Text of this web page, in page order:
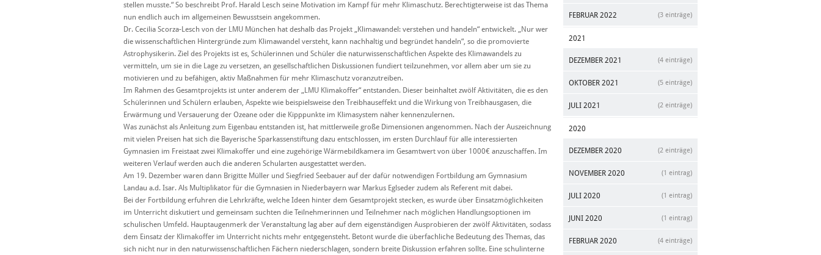
stellen musste.“ So beschreibt Prof. Harald Lesch seine Motivation im Kampf für mehr Klimaschutz. Berechtigterweise ist das Thema
nun endlich auch im allgemeinen Bewusstsein angekommen.
Dr. Cecilia Scorza-Lesch von der LMU München hat deshalb das Projekt „Klimawandel: verstehen und handeln“ entwickelt. „Nur wer
die wissenschaftlichen Hintergründe zum Klimawandel versteht, kann nachhaltig und begründet handeln“, so die promovierte
Astrophysikerin. Ziel des Projekts ist es, Schülerinnen und Schüler die naturwissenschaftlichen Aspekte des Klimawandels zu
vermitteln, um sie in die Lage zu versetzen, an gesellschaftlichen Diskussionen fundiert teilzunehmen, vor allem aber um sie zu
motivieren und zu befähigen, aktiv Maßnahmen für mehr Klimaschutz voranzutreiben.
Im Rahmen des Gesamtprojekts ist unter anderem der „LMU Klimakoffer“ entstanden. Dieser beinhaltet zwölf Aktivitäten, die es den
Schülerinnen und Schülern erlauben, Aspekte wie beispielsweise den Treibhauseffekt und die Wirkung von Treibhausgasen, die
Erwärmung und Versauerung der Ozeane oder die Kipppunkte im Klimasystem näher kennenzulernen.
Was zunächst als Anleitung zum Eigenbau entstanden ist, hat mittlerweile große Dimensionen angenommen. Nach der Auszeichnung
mit vielen Preisen hat sich die Bayerische Sparkassenstiftung dazu entschlossen, im ersten Durchlauf für alle interessierten
Gymnasien im Freistaat zwei Klimakoffer und eine zugehörige Wärmebildkamera im Gesamtwert von über 1000€ anzuschaffen. Im
weiteren Verlauf werden auch die anderen Schularten ausgestattet werden.
Am 19. Dezember waren dann Brigitte Müller und Siegfried Seebauer auf der dafür notwendigen Fortbildung am Gymnasium
Landau a.d. Isar. Als Multiplikator für die Gymnasien in Niederbayern war Markus Eglseder zudem als Referent mit dabei.
Bei der Fortbildung erfuhren die Lehrkräfte, welche Ideen hinter dem Gesamtprojekt stecken, es wurde über Einsatzmöglichkeiten
im Unterricht diskutiert und gemeinsam suchten die Teilnehmerinnen und Teilnehmer nach möglichen Handlungsoptionen im
schulischen Umfeld. Hauptaugenmerk der Veranstaltung lag aber auf dem eigenständigen Ausprobieren der zwölf Aktivitäten, sodass
dem Einsatz der Klimakoffer im Unterricht nichts mehr entgegensteht. Betont wurde die überfachliche Bedeutung des Themas, das
sich nicht nur in den naturwissenschaftlichen Fächern niederschlagen, sondern breite Diskussion erfahren sollte. Eine schulinterne
FEBRUAR 2022 (3 einträge)
2021
DEZEMBER 2021 (4 einträge)
OKTOBER 2021 (5 einträge)
JULI 2021 (2 einträge)
2020
DEZEMBER 2020 (2 einträge)
NOVEMBER 2020 (1 eintrag)
JULI 2020 (1 eintrag)
JUNI 2020 (1 eintrag)
FEBRUAR 2020 (4 einträge)